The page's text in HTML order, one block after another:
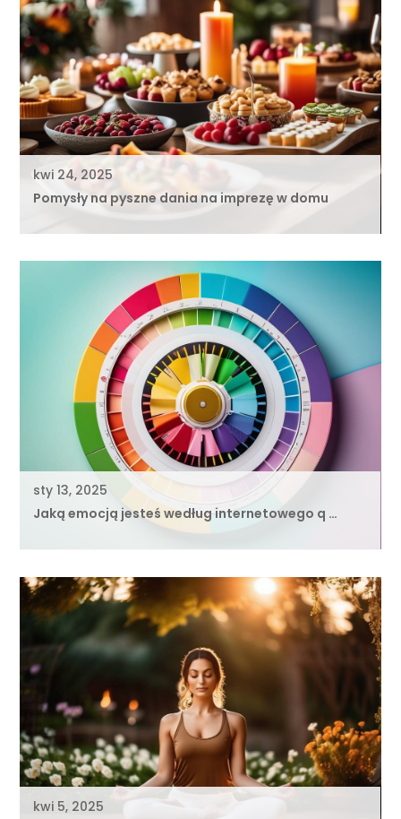
kwi 24, 2025
Pomysły na pyszne dania na imprezę w domu
sty 13, 2025
Jaką emocją jesteś według internetowego q …
kwi 5, 2025